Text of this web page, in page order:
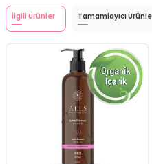
İlgili Ürünler Tamamlayıcı